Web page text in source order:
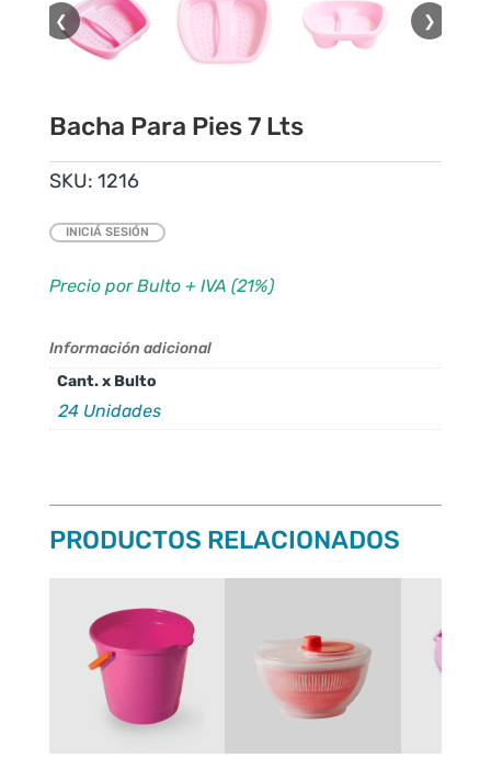
❮ ❯
Bacha Para Pies 7 Lts
SKU: 1216
INICIÁ SESIÓN
Precio por Bulto + IVA (21%)
Información adicional
Cant. x Bulto
24 Unidades
PRODUCTOS RELACIONADOS